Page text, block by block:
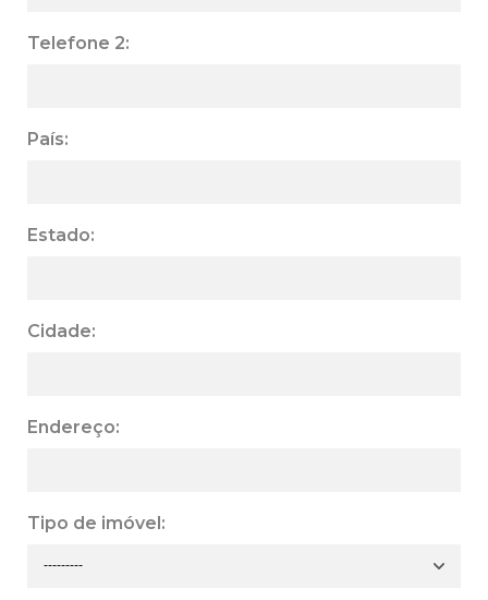
Telefone 2:
País:
Estado:
Cidade:
Endereço:
Tipo de imóvel: